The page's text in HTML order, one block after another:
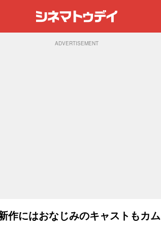
ADVERTISEMENT
作にはおなじみのキャストもカム